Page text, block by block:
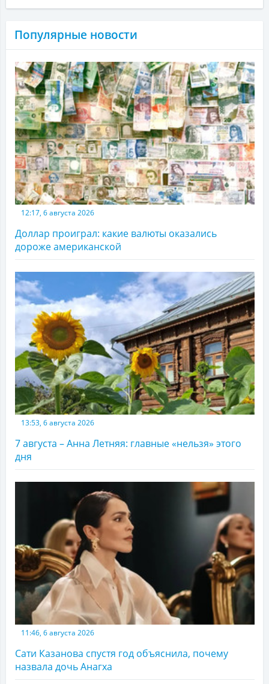
Популярные новости
12:17, 6 августа 2026
Доллар проиграл: какие валюты оказались
дороже американской
13:53, 6 августа 2026
7 августа – Анна Летняя: главные «нельзя» этого
дня
11:46, 6 августа 2026
Сати Казанова спустя год объяснила, почему
назвала дочь Анагха